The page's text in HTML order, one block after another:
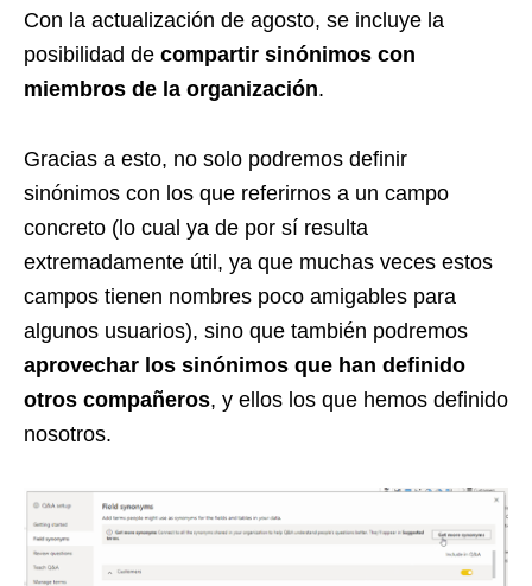
Con la actualización de agosto, se incluye la
posibilidad de compartir sinónimos con
miembros de la organización.
Gracias a esto, no solo podremos definir
sinónimos con los que referirnos a un campo
concreto (lo cual ya de por sí resulta
extremadamente útil, ya que muchas veces estos
campos tienen nombres poco amigables para
algunos usuarios), sino que también podremos
aprovechar los sinónimos que han definido
otros compañeros, y ellos los que hemos definido
nosotros.